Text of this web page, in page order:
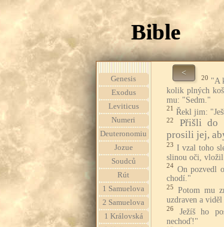
Bible
Genesis
Exodus
Leviticus
Numeri
Deuteronomiu
Jozue
Soudců
Rút
1 Samuelova
2 Samuelova
1 Královská
<
20 "A
kolik plných
mu: "Sedm."
21 Řekl jim:
22
Přišli do
prosili jej,
23 I vzal toho
slinou oči, vložil
24 On pozvedl
chodí."
25
Potom mu
uzdraven a viděl
26
Ježíš ho
nechoď!"